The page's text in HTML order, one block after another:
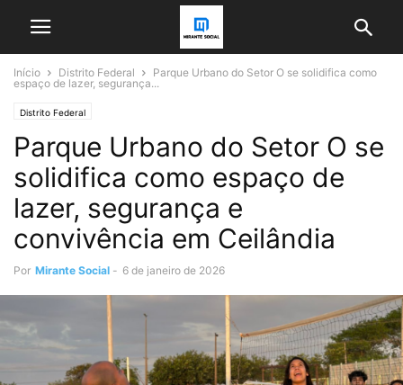
Início Distrito Federal
Parque Urbano do Setor O se solidifica como
espaço de lazer, segurança...
Distrito Federal
Parque Urbano do Setor O se
solidifica como espaço de
lazer, segurança e
convivência em Ceilândia
Por Mirante Social - 6 de janeiro de 2026